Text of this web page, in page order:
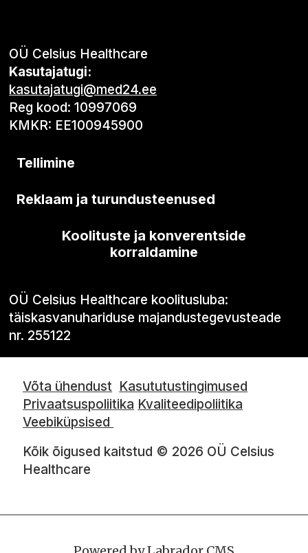
OÜ Celsius Healthcare
Kasutajatugi:
kasutajatugi@med24.ee
Reg kood: 10997069
KMKR: EE100945900
Tellimine
Reklaam ja turundusteenused
Koolituste ja konverentside
korraldamine
OÜ Celsius Healthcare koolitusluba:
täiskasvanuhariduse majandustegevusteade
nr. 255122
Võta ühendust Kasututustingimused
Privaatsuspoliitika Kvaliteedipoliitika
Veebiküpsised
Kõik õigused kaitstud © 2026 OÜ Celsius
Healthcare